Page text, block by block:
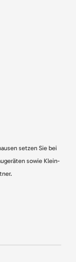
setzen Sie bei
sowie Klein-